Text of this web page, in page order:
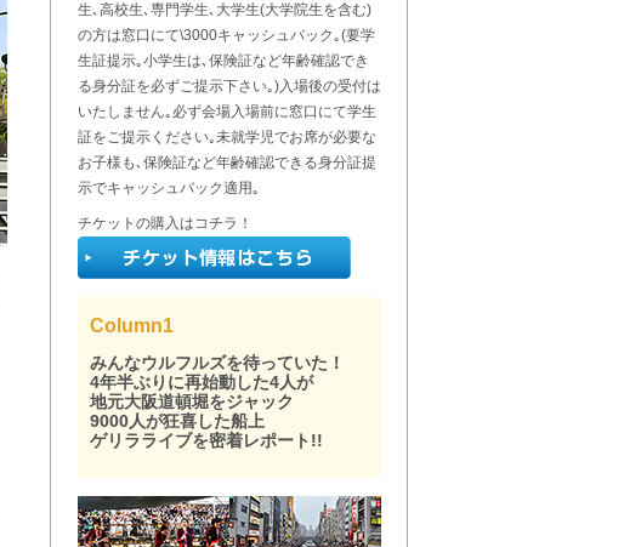
生､高校生､専門学生､大学生(大学院生を含む)
の方は窓口にて\3000キャッシュバック｡(要学
生証提示｡小学生は､保険証など年齢確認でき
る身分証を必ずご提示下さい｡)入場後の受付は
いたしません｡必ず会場入場前に窓口にて学生
証をご提示ください｡未就学児でお席が必要な
お子様も､保険証など年齢確認できる身分証提
示でキャッシュバック適用｡
チケットの購入はコチラ！
Column1
みんなウルフルズを待っていた！
4年半ぶりに再始動した4人が
地元大阪道頓堀をジャック
9000人が狂喜した船上
ゲリラライブを密着レポート!!